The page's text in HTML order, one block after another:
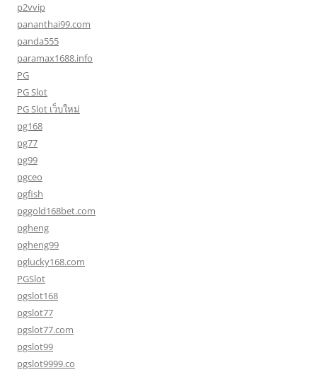
p2vvip
pananthai99.com
panda555
paramax1688.info
PG
PG Slot
PG Slot เว็บใหม่
pg168
pg77
pg99
pgceo
pgfish
pggold168bet.com
pgheng
pgheng99
pglucky168.com
PGSlot
pgslot168
pgslot77
pgslot77.com
pgslot99
pgslot9999.co